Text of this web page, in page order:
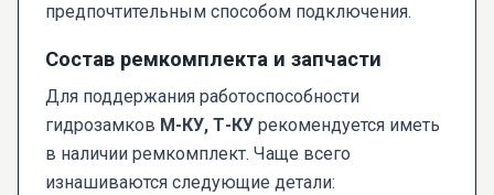
предпочтительным способом подключения.
Состав ремкомплекта и запчасти
Для поддержания работоспособности
гидрозамков М-КУ, Т-КУ рекомендуется иметь
в наличии ремкомплект. Чаще всего
изнашиваются следующие детали: